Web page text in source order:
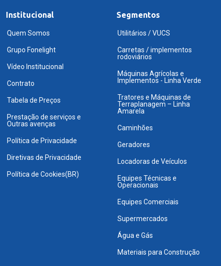
Institucional
Quem Somos
Grupo Fonelight
Vídeo Institucional
Contrato
Tabela de Preços
Prestação de serviços e
Outras avenças
Política de Privacidade
Diretivas de Privacidade
Política de Cookies(BR)
Segmentos
Utilitários / VUCS
Carretas / implementos
rodoviários
Máquinas Agrícolas e
Implementos - Linha Verde
Tratores e Máquinas de
Terraplanagem – Linha
Amarela
Caminhões
Geradores
Locadoras de Veículos
Equipes Técnicas e
Operacionais
Equipes Comerciais
Supermercados
Água e Gás
Materiais para Construção